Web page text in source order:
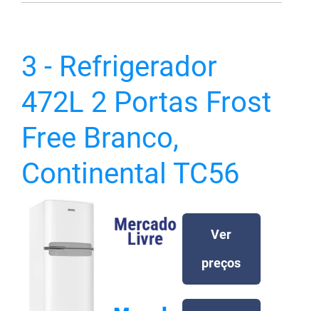
3 - Refrigerador
472L 2 Portas Frost
Free Branco,
Continental TC56
Ver
preços